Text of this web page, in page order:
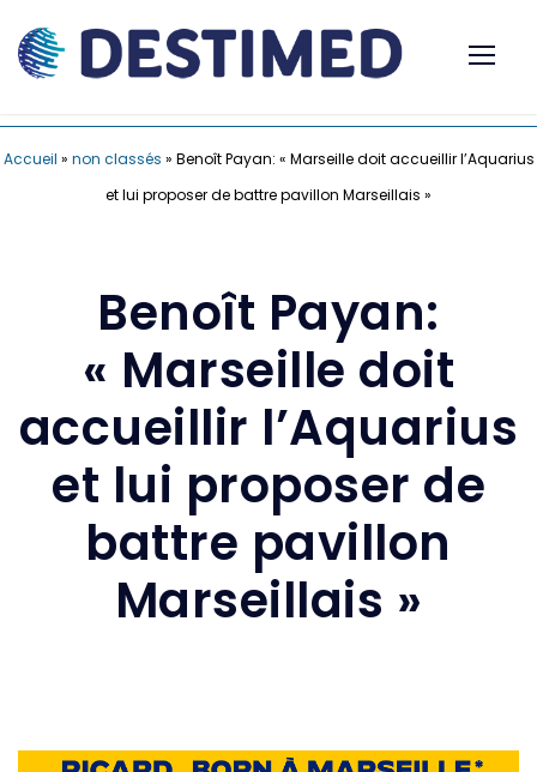
Accueil » non classés » Benoît Payan: « Marseille doit accueillir l’Aquarius
et lui proposer de battre pavillon Marseillais »
Benoît Payan:
« Marseille doit
accueillir l’Aquarius
et lui proposer de
battre pavillon
Marseillais »